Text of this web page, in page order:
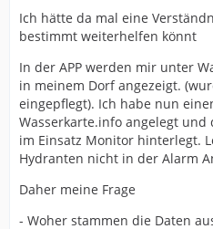
Ich hätte da mal eine
bestimmt weiterhelfen könnt
In der APP werden mir unter
in meinem Dorf angezeigt.
eingepflegt). Ich habe nun
Wasserkarte.info angelegt und
im Einsatz Monitor hinterlegt.
Hydranten nicht in der Alarm
Daher meine Frage
- Woher stammen die Daten